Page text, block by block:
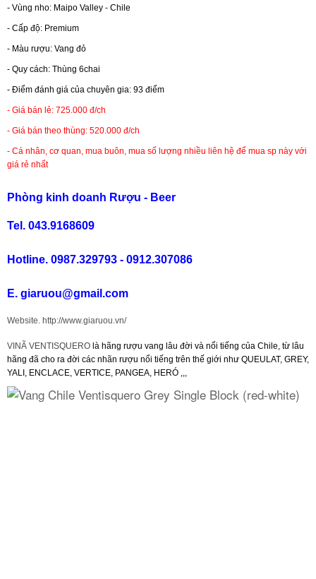
RƯỢU VODKA
RƯỢU COGNAC
RƯỢU VANG ĐÀ LẠT
TRỐNG RƯỢU
Vang Newzeland giá rẻ nhất
RƯỢU VANG NAM PHI
Rượu Vang BỒ ĐÀO NHA
RƯỢU VANG ROMANIA GIÁ CỰC RẺ
- Vùng nho: Maipo Valley - Chile
- Cấp độ: Premium
- Màu rượu: Vang đỏ
- Quy cách: Thùng 6chai
- Điểm đánh giá của chuyên gia: 93 điểm
- Giá bán lẻ: 725.000 đ/ch
- Giá bán theo thùng: 520.000 đ/ch
- Cá nhân, cơ quan, mua buôn, mua số lượng nhiều liên hệ để mua sp này với
giá rẻ nhất
Phòng kinh doanh Rượu - Beer
Tel. 043.9168609
Hotline. 0987.329793 - 0912.307086
E. giaruou@gmail.com
Website. http://www.giaruou.vn/
VINÃ VENTISQUERO là hãng rượu vang lâu đời và nổi tiếng của Chile, từ lâu
hãng đã cho ra đời các nhãn rượu nổi tiếng trên thế giới như QUEULAT, GREY,
YALI, ENCLACE, VERTICE, PANGEA, HERÓ ,,,